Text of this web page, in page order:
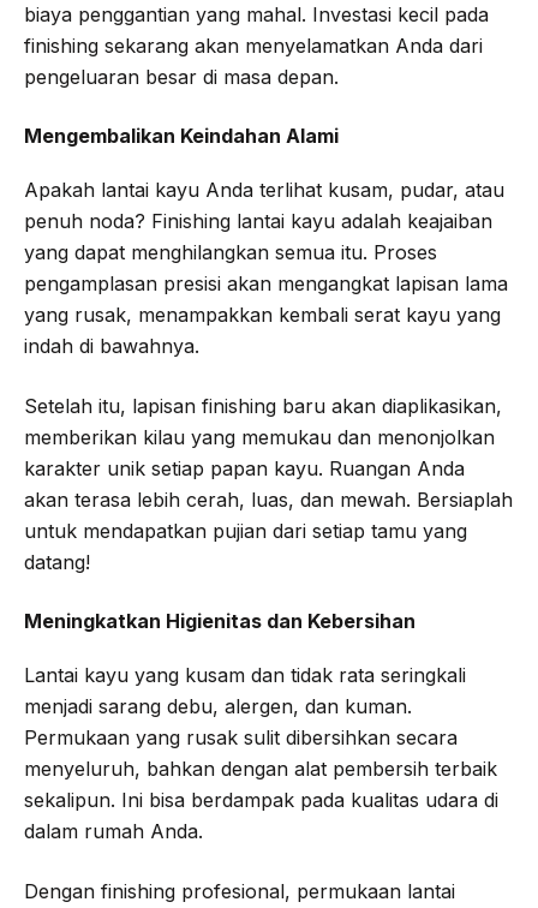
biaya penggantian yang mahal. Investasi kecil pada
finishing sekarang akan menyelamatkan Anda dari
pengeluaran besar di masa depan.
Mengembalikan Keindahan Alami
Apakah lantai kayu Anda terlihat kusam, pudar, atau
penuh noda? Finishing lantai kayu adalah keajaiban
yang dapat menghilangkan semua itu. Proses
pengamplasan presisi akan mengangkat lapisan lama
yang rusak, menampakkan kembali serat kayu yang
indah di bawahnya.
Setelah itu, lapisan finishing baru akan diaplikasikan,
memberikan kilau yang memukau dan menonjolkan
karakter unik setiap papan kayu. Ruangan Anda
akan terasa lebih cerah, luas, dan mewah. Bersiaplah
untuk mendapatkan pujian dari setiap tamu yang
datang!
Meningkatkan Higienitas dan Kebersihan
Lantai kayu yang kusam dan tidak rata seringkali
menjadi sarang debu, alergen, dan kuman.
Permukaan yang rusak sulit dibersihkan secara
menyeluruh, bahkan dengan alat pembersih terbaik
sekalipun. Ini bisa berdampak pada kualitas udara di
dalam rumah Anda.
Dengan finishing profesional, permukaan lantai